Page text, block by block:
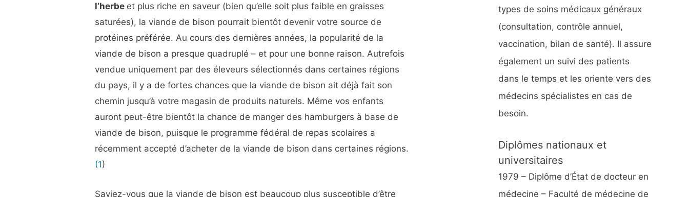
l’herbe et plus riche en saveur (bien qu’elle soit plus faible en graisses
saturées), la viande de bison pourrait bientôt devenir votre source de
protéines préférée. Au cours des dernières années, la popularité de la
viande de bison a presque quadruplé – et pour une bonne raison. Autrefois
vendue uniquement par des éleveurs sélectionnés dans certaines régions
du pays, il y a de fortes chances que la viande de bison ait déjà fait son
chemin jusqu’à votre magasin de produits naturels. Même vos enfants
auront peut-être bientôt la chance de manger des hamburgers à base de
viande de bison, puisque le programme fédéral de repas scolaires a
récemment accepté d’acheter de la viande de bison dans certaines régions.
(1)
Saviez-vous que la viande de bison est beaucoup plus susceptible d’être
:
types de soins médicaux généraux
(consultation, contrôle annuel,
vaccination, bilan de santé). Il assure
également un suivi des patients
dans le temps et les oriente vers des
médecins spécialistes en cas de
besoin.
Diplômes nationaux et
universitaires
1979 – Diplôme d’État de docteur en
médecine – Faculté de médecine de